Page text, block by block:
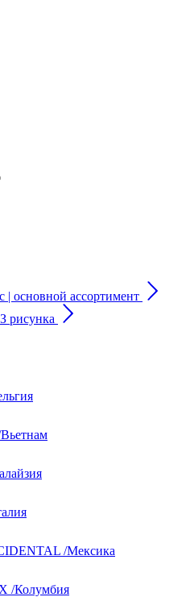
основной ассортимент
рисунка
/Мексика
/Колумбия